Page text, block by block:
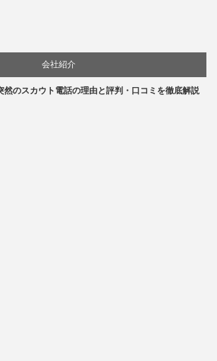
会社紹介
口コミ
然のスカウト電話の理由と評判・口コミを徹底解説